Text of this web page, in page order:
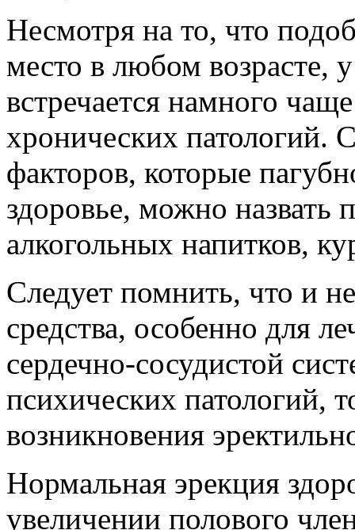
Несмотря на то, что
место в любом возрасте,
встречается намного
хронических патологий.
факторов, которые
здоровье, можно
алкогольных напитков,
Следует помнить, что и
средства, особенно для
сердечно-сосудистой
психических патологий,
возникновения
Нормальная эрекция
увеличении полового